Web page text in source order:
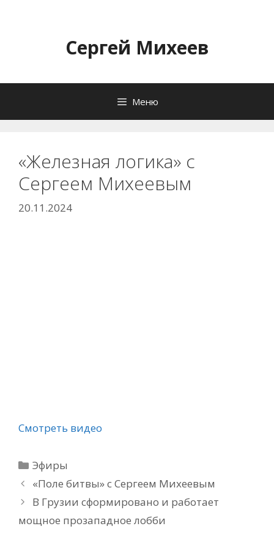
содержимомуСергей Михеев
Меню
«Железная логика» с
Сергеем Михеевым
20.11.2024
Смотреть видео
Рубрики
Эфиры
«Поле битвы» с Сергеем Михеевым
В Грузии сформировано и работает
мощное прозападное лобби